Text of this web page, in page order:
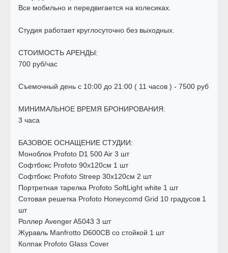
Все мобильно и передвигается на колесиках.
Студия работает круглосуточно без выходных.
СТОИМОСТЬ АРЕНДЫ:
700 руб/час
Съемочный день с 10:00 до 21:00 ( 11 часов ) - 7500 руб
МИНИМАЛЬНОЕ ВРЕМЯ БРОНИРОВАНИЯ:
3 часа
БАЗОВОЕ ОСНАЩЕНИЕ СТУДИИ:
Моноблок Profoto D1 500 Air 3 шт
Софтбокс Profoto 90х120см 1 шт
Софтбокс Profoto Streep 30х120см 2 шт
Портретная тарелка Profoto SoftLight white 1 шт
Сотовая решетка Profoto Honeycomd Grid 10 градусов 1
шт
Роллер Avenger A5043 3 шт
Журавль Manfrotto D600CB со стойкой 1 шт
Колпак Profoto Glass Cover